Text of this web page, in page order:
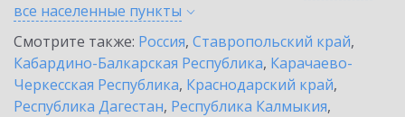
все населенные пункты
Смотрите также: Россия, Ставропольский край,
Кабардино-Балкарская Республика, Карачаево-
Черкесская Республика, Краснодарский край,
Республика Дагестан, Республика Калмыкия,